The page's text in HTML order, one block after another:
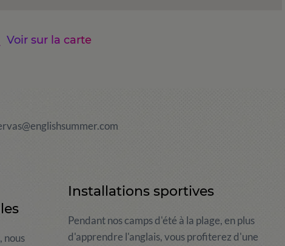
Voir sur la carte
nous
Installations sportives
Pendant nos camps d'été à la plage, en plus
d'apprendre l'anglais, vous profiterez d'une